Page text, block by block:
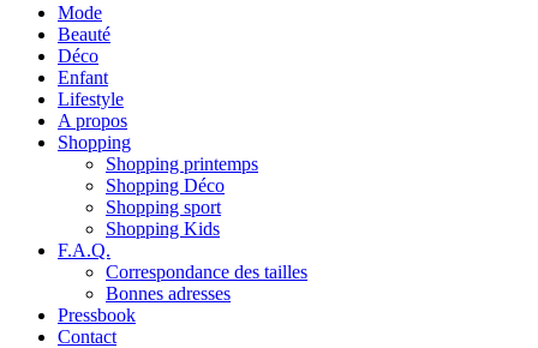
Mode
Beauté
Déco
Enfant
Lifestyle
A propos
Shopping
Shopping printemps
Shopping Déco
Shopping sport
Shopping Kids
F.A.Q.
Correspondance des tailles
Bonnes adresses
Pressbook
Contact